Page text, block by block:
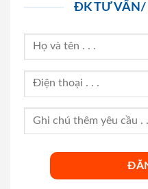
ĐK TƯ VẤN/